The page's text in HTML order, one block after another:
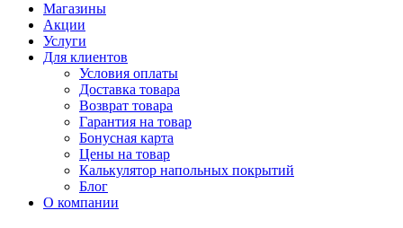
Магазины
Акции
Услуги
Для клиентов
Условия оплаты
Доставка товара
Возврат товара
Гарантия на товар
Бонусная карта
Цены на товар
Калькулятор напольных покрытий
Блог
О компании